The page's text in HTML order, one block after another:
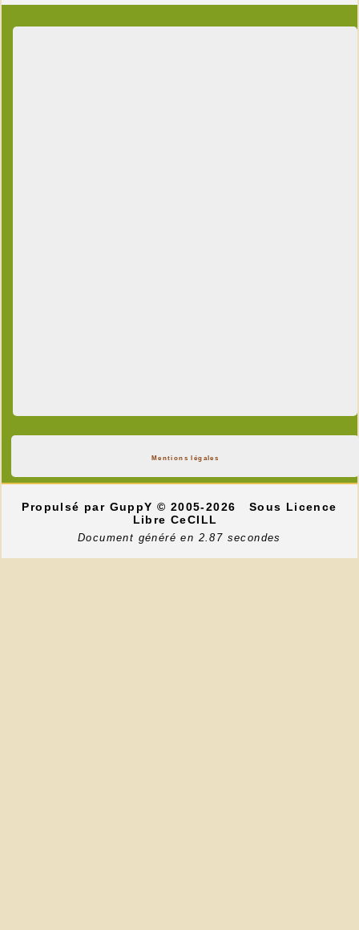
Mentions légales
Propulsé par GuppY© 2005-2026
Sous Licence
Libre CeCILL
Document généré en 2.87 secondes